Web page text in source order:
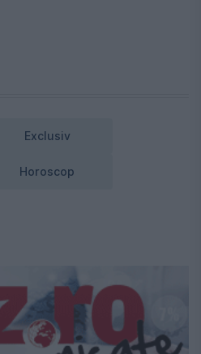
Exclusiv
Horoscop